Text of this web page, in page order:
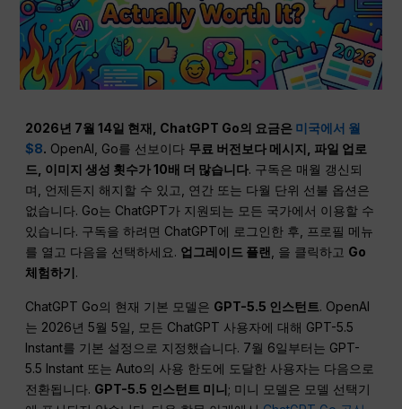
2026년 7월 14일 현재, ChatGPT Go의 요금은 미국에서 월
$8. OpenAI, Go를 선보이다 무료 버전보다 메시지, 파일 업로
드, 이미지 생성 횟수가 10배 더 많습니다. 구독은 매월 갱신되
며, 언제든지 해지할 수 있고, 연간 또는 다월 단위 선불 옵션은
없습니다. Go는 ChatGPT가 지원되는 모든 국가에서 이용할 수
있습니다. 구독을 하려면 ChatGPT에 로그인한 후, 프로필 메뉴
를 열고 다음을 선택하세요. 업그레이드 플랜 , 을 클릭하고 Go
체험하기.
ChatGPT Go의 현재 기본 모델은 GPT-5.5 인스턴트. OpenAI
는 2026년 5월 5일, 모든 ChatGPT 사용자에 대해 GPT-5.5
Instant를 기본 설정으로 지정했습니다. 7월 6일부터는 GPT-
5.5 Instant 또는 Auto의 사용 한도에 도달한 사용자는 다음으로
전환됩니다. GPT-5.5 인스턴트 미니; 미니 모델은 모델 선택기